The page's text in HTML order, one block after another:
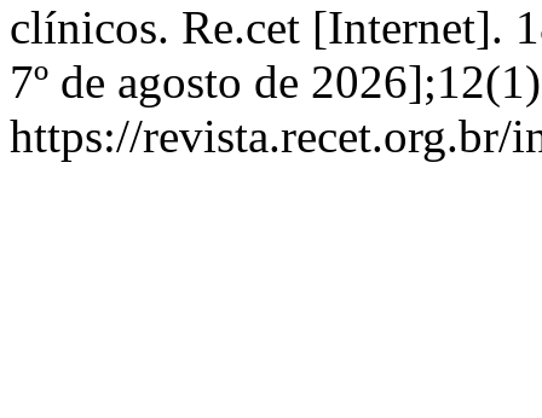
clínicos. Re.cet [Internet].
7º de agosto de
https://revista.recet.org.br/